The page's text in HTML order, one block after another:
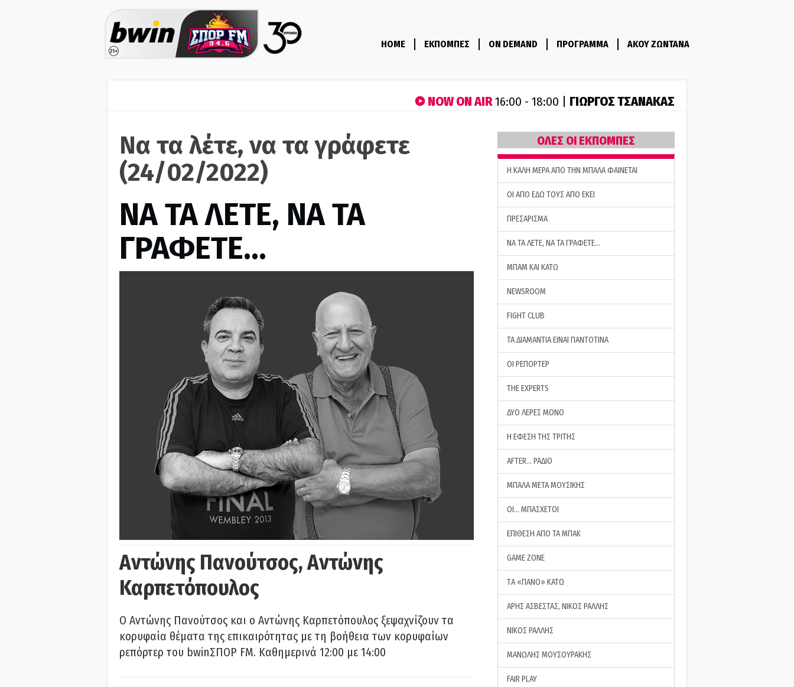
HOME ΕΚΠΟΜΠΕΣ ON DEMAND ΠΡΟΓΡΑΜΜΑ ΑΚΟΥ ΖΩΝΤΑΝΑ
NOW ON AIR16:00 - 18:00 | ΓΙΩΡΓΟΣ ΤΣΑΝΑΚΑΣ
Να τα λέτε, να τα γράφετε
(24/02/2022)
ΝΑ ΤΑ ΛΕΤΕ, ΝΑ ΤΑ
ΓΡΑΦΕΤΕ…
Αντώνης Πανούτσος, Αντώνης
Καρπετόπουλος
Ο Αντώνης Πανούτσος και ο Αντώνης Καρπετόπουλος ξεψαχνίζουν τα
κορυφαία θέματα της επικαιρότητας με τη βοήθεια των κορυφαίων
ρεπόρτερ του bwinΣΠΟΡ FM. Καθημερινά 12:00 με 14:00
ΟΛΕΣ ΟΙ ΕΚΠΟΜΠΕΣ
H ΚΑΛΗ ΜΕΡΑ ΑΠΟ ΤΗΝ ΜΠΑΛΑ ΦΑΙΝΕΤΑΙ
ΟΙ ΑΠΟ ΕΔΩ ΤΟΥΣ ΑΠΟ ΕΚΕΙ
ΠΡΕΣΑΡΙΣΜΑ
ΝΑ ΤΑ ΛΕΤΕ, ΝΑ ΤΑ ΓΡΑΦΕΤΕ…
ΜΠΑΜ ΚΑΙ ΚΑΤΩ
NEWSROOM
FIGHT CLUB
ΤΑ ΔΙΑΜΑΝΤΙΑ ΕΙΝΑΙ ΠΑΝΤΟΤΙΝΑ
ΟΙ ΡΕΠΟΡΤΕΡ
THE EXPERTS
ΔΥΟ ΛΕΡΕΣ ΜΟΝΟ
Η ΕΦΕΣΗ ΤΗΣ ΤΡΙΤΗΣ
AFTER… ΡΑΔΙΟ
ΜΠΑΛΑ ΜΕΤΑ ΜΟΥΣΙΚΗΣ
ΟΙ… ΜΠΑΣΧΕΤΟΙ
ΕΠΙΘΕΣΗ ΑΠΟ ΤΑ ΜΠΑΚ
GAME ZONE
ΤA «ΠΑΝΟ» ΚΑΤΩ
ΑΡΗΣ ΑΣΒΕΣΤΑΣ, ΝΙΚΟΣ ΡΑΛΛΗΣ
ΝΙΚΟΣ ΡΑΛΛΗΣ
ΜΑΝΩΛΗΣ ΜΟΥΣΟΥΡΑΚΗΣ
FAIR PLAY